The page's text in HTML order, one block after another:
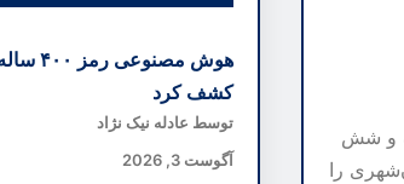
و شش
را
هوش
کشف کرد
توسط عادله نیک نژاد
آگوست 3, 2026